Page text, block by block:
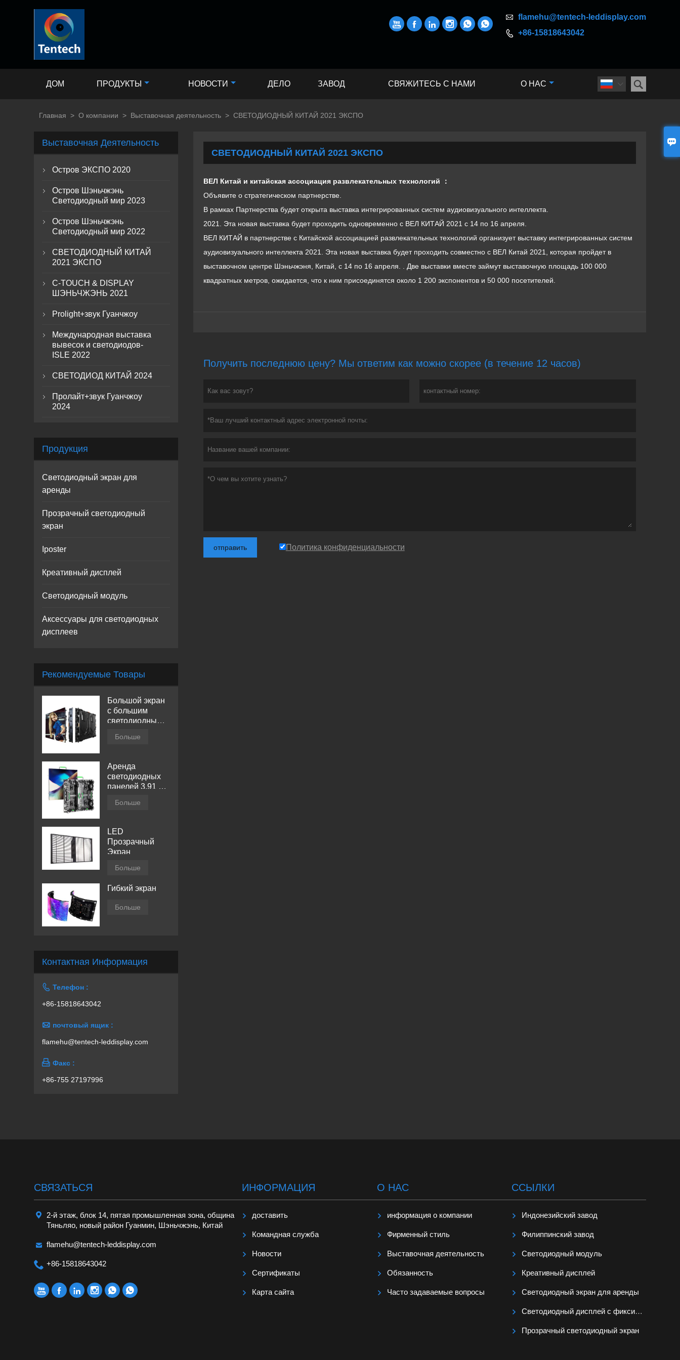

 flamehu@tentech-leddisplay.com
 +86-15818643042
     
 
ДОМ ПРОДУКТЫ НОВОСТИ ДЕЛО ЗАВОД СВЯЖИТЕСЬ С НАМИ О НАС
Главная > О компании > Выставочная деятельность > СВЕТОДИОДНЫЙ КИТАЙ 2021 ЭКСПО
СВЕТОДИОДНЫЙ КИТАЙ 2021 ЭКСПО
ВЕЛ Китай и китайская ассоциация развлекательных технологий ：
Объявите о стратегическом партнерстве.
В рамках Партнерства будет открыта выставка интегрированных систем аудиовизуального интеллекта.
2021. Эта новая выставка будет проходить одновременно с ВЕЛ КИТАЙ 2021 с 14 по 16 апреля.
ВЕЛ КИТАЙ в партнерстве с Китайской ассоциацией развлекательных технологий организует выставку интегрированных систем
аудиовизуального интеллекта 2021. Эта новая выставка будет проходить совместно с ВЕЛ Китай 2021, которая пройдет в
выставочном центре Шэньчжэня, Китай, с 14 по 16 апреля. . Две выставки вместе займут выставочную площадь 100 000
квадратных метров, ожидается, что к ним присоединятся около 1 200 экспонентов и 50 000 посетителей.
Получить последнюю цену? Мы ответим как можно скорее (в течение 12 часов)
отправить Политика конфиденциальности
Выставочная Деятельность
 Остров ЭКСПО 2020

Остров Шэньчжэнь
Светодиодный мир 2023

Остров Шэньчжэнь
Светодиодный мир 2022

СВЕТОДИОДНЫЙ КИТАЙ
2021 ЭКСПО

C-TOUCH & DISPLAY
ШЭНЬЧЖЭНЬ 2021
 Prolight+звук Гуанчжоу

Международная выставка
вывесок и светодиодов-
ISLE 2022
 СВЕТОДИОД КИТАЙ 2024

Пролайт+звук Гуанчжоу
2024
Продукция
Светодиодный экран для
аренды
Прозрачный светодиодный
экран
Iposter
Креативный дисплей
Светодиодный модуль
Аксессуары для светодиодных
дисплеев
Рекомендуемые Товары
Большой экран
с большим
светодиодным
Больше
Аренда
светодиодных
панелей 3.91 мм
Больше
LED
Прозрачный
Экран
Больше
Гибкий экран
Больше
Контактная Информация
 Телефон :
+86-15818643042
 почтовый ящик :
flamehu@tentech-leddisplay.com
 Факс :
+86-755 27197996
CВЯЗАТЬСЯ

2-й этаж, блок 14, пятая промышленная зона, община
Тяньляо, новый район Гуанмин, Шэньчжэнь, Китай
 flamehu@tentech-leddisplay.com
 +86-15818643042
     
ИНФОРМАЦИЯ
доставить
Командная служба
Hовости
Сертификаты
Карта сайта
О НАС
информация о компании
Фирменный стиль
Выставочная деятельность
Обязанность
Часто задаваемые вопросы
ССЫЛКИ
Индонезийский завод
Филиппинский завод
Светодиодный модуль
Креативный дисплей
Светодиодный экран для аренды
Светодиодный дисплей с фиксированной установкой
Прозрачный светодиодный экран